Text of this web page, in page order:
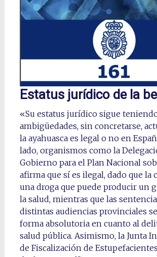
Estatus jurídico de la
«Su estatus jurídico sigue
ambigüedades, sin concretarse,
la ayahuasca es legal o no en
lado, organismos como la
Gobierno para el Plan Nacional
afirma que sí es ilegal, dado que la
una droga que puede producir un
la salud, mientras que las
distintas audiencias provinciales
forma absolutoria en cuanto al
salud pública. Asimismo, la Junta
de Fiscalización de